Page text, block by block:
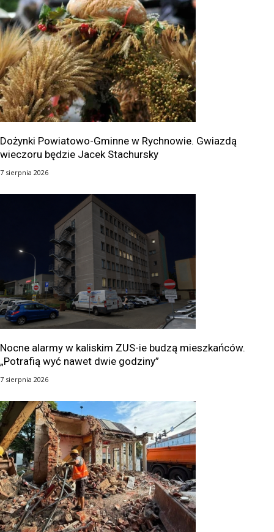
Dożynki Powiatowo-Gminne w Rychnowie. Gwiazdą
wieczoru będzie Jacek Stachursky
7 sierpnia 2026
Nocne alarmy w kaliskim ZUS-ie budzą mieszkańców.
„Potrafią wyć nawet dwie godziny”
7 sierpnia 2026